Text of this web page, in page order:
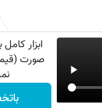
ابزار
صورت